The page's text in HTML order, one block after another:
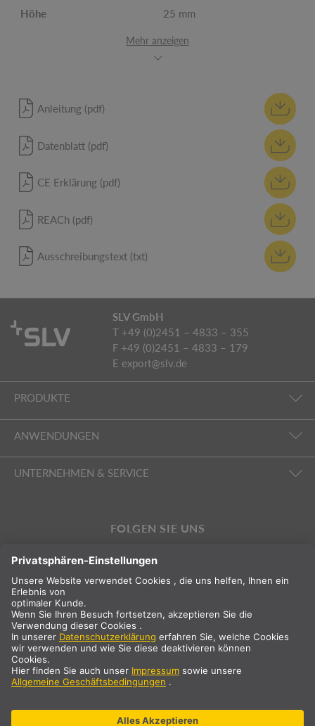
Höhe 25 mm
Mehr anzeigen
Anleitung (pdf)
Datenblatt (pdf)
CE Erklärung (pdf)
REACh (pdf)
Ausschreibungstext (txt)
SLV GmbH
T +49 (0)2451 – 4833 – 355
F +49 (0)2451 – 4833 – 179
E export@slv.de
PRODUKTE
ANWENDUNGEN
UNTERNEHMEN & SERVICE
FOLGEN SIE UNS
INTERNATIONAL
DE
beziehen sich auf Standardlieferungen auf dem europäischen